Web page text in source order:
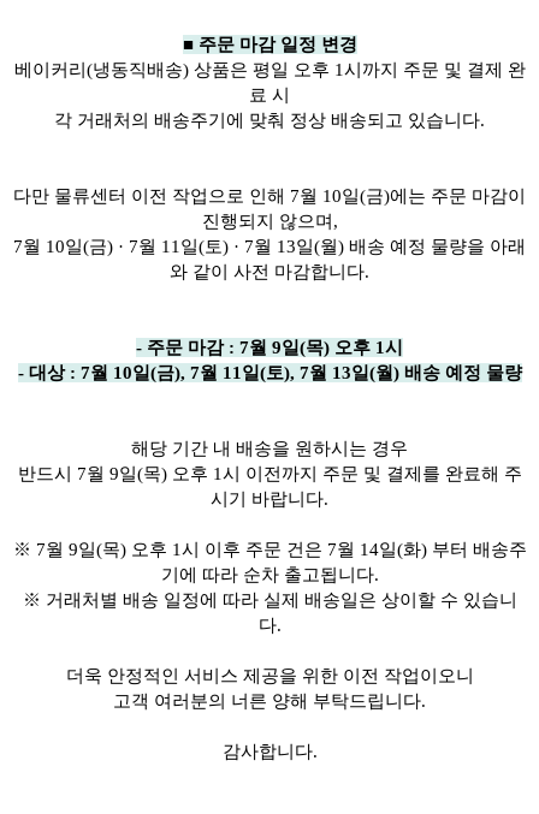
■ 주문 마감 일정 변경
베이커리(냉동직배송) 상품은 평일 오후 1시까지 주문 및 결제 완
료 시
각 거래처의 배송주기에 맞춰 정상 배송되고 있습니다.
다만 물류센터 이전 작업으로 인해 7월 10일(금)에는 주문 마감이
진행되지 않으며,
7월 10일(금) · 7월 11일(토) · 7월 13일(월) 배송 예정 물량을 아래
와 같이 사전 마감합니다.
- 주문 마감 : 7월 9일(목) 오후 1시
- 대상 : 7월 10일(금), 7월 11일(토), 7월 13일(월) 배송 예정 물량
해당 기간 내 배송을 원하시는 경우
반드시 7월 9일(목) 오후 1시 이전까지 주문 및 결제를 완료해 주
시기 바랍니다.
※ 7월 9일(목) 오후 1시 이후 주문 건은 7월 14일(화) 부터 배송주
기에 따라 순차 출고됩니다.
※ 거래처별 배송 일정에 따라 실제 배송일은 상이할 수 있습니
다.
더욱 안정적인 서비스 제공을 위한 이전 작업이오니
고객 여러분의 너른 양해 부탁드립니다.
감사합니다.